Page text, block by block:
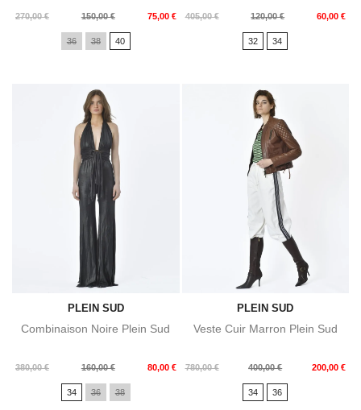
270,00 €
Prix
150,00 € 75,00 €
Prix
36 38 40
405,00 €
Prix
120,00 € 60,00 €
Prix
32 34
PLEIN SUD
Combinaison Noire Plein Sud
380,00 €
Prix
160,00 € 80,00 €
Prix
34 36 38
PLEIN SUD
Veste Cuir Marron Plein Sud
780,00 €
Prix
400,00 € 200,00 €
Prix
34 36